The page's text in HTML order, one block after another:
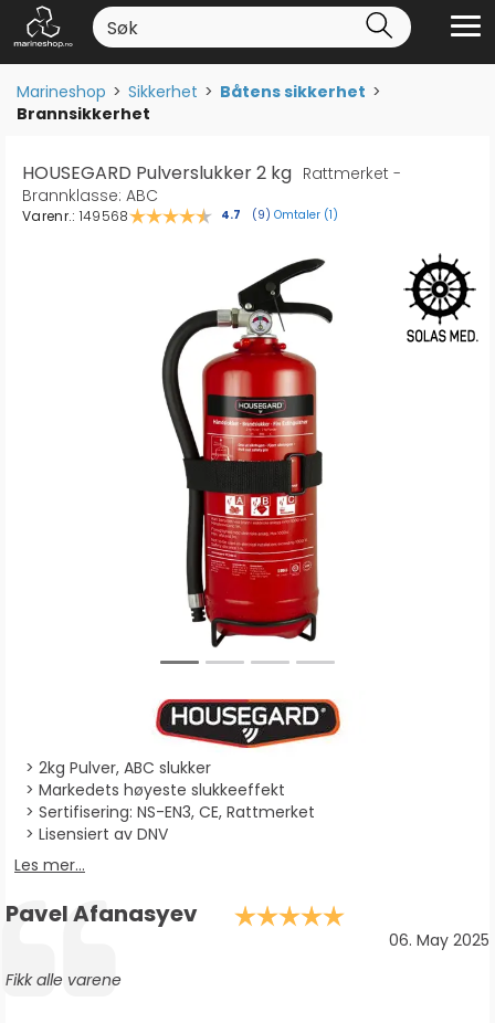
Marineshop>Sikkerhet>Båtens sikkerhet>
Brannsikkerhet
HOUSEGARD Pulverslukker 2 kg Rattmerket -
Brannklasse: ABC
Varenr.: 149568 Gjennomsnittskarakter:
4.7 (stemmer:
9) Omtaler (1)
2kg Pulver, ABC slukker
Markedets høyeste slukkeeffekt
Sertifisering: NS-EN3, CE, Rattmerket
Lisensiert av DNV
Les mer...
Testimonial
Forfatter:
Pavel Afanasyev
Dato:
06. May 2025
Tekst:
Fikk alle varene